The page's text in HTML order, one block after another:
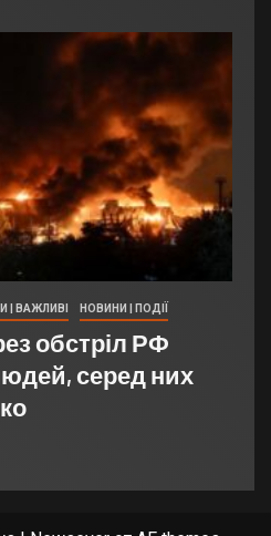
| ВАЖЛИВІ НОВИНИ | ПОДІЇ
обстріл РФ
серед них